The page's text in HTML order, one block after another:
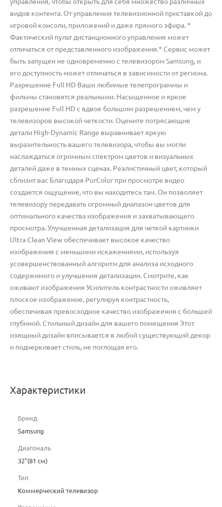
видов контента. От управления телевизионной приставкой до
игровой консоли, приложений и даже прямого эфира. *
Фактический пульт дистанционного управления может
отличаться от представленного изображения.* Сервис может
быть запущен не одновременно с телевизором Samsung, и
его доступность может отличаться в зависимости от региона.
Разрешение Full HD Ваши любимые телепрограммы и
фильмы становятся реальными. Насыщенное и яркое
разрешение Full HD с вдвое большим разрешением, чем у
телевизоров высокой четкости. Оцените потрясающие
детали High-Dynamic Range выравнивает яркую
выразительность вашего телевизора, чтобы вы могли
наслаждаться огромным спектром цветов и визуальных
деталей даже в темных сценах. Реалистичный цвет, который
сблизит вас Благодаря PurColor при просмотре видео
создается ощущение, что вы находитесь там. Он позволяет
телевизору передавать огромный диапазон цветов для
оптимального качества изображения и захватывающего
просмотра. Улучшенная детализация для четкой картинки
Ultra Clean View обеспечивает высокое качество
изображения с меньшими искажениями, используя
усовершенствованный алгоритм для анализа исходного
содержимого и улучшения детализации. Смотрите, как
оживают изображения Усилитель контрастности оживляет
плоское изображение, регулируя контрастность,
обеспечивая превосходное качество изображения с большей
глубиной. Стильный дизайн для вашего помещения Этот
изящный дизайн вписывается в любой существующий декор
и подчеркивает стиль, не поглощая его.
Характеристики
Бренд
Samsung
Диагональ
32"(81 см)
Тип
Коммерческий телевизор